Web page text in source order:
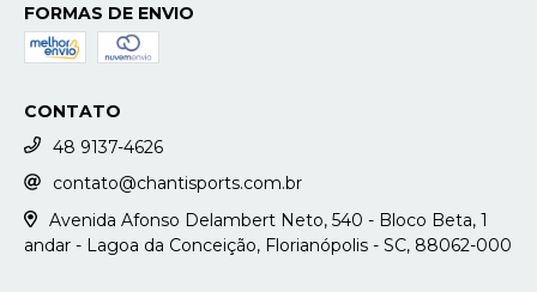
FORMAS DE ENVIO
CONTATO
48 9137-4626
contato@chantisports.com.br
Avenida Afonso Delambert Neto, 540 - Bloco Beta, 1
andar - Lagoa da Conceição, Florianópolis - SC, 88062-000